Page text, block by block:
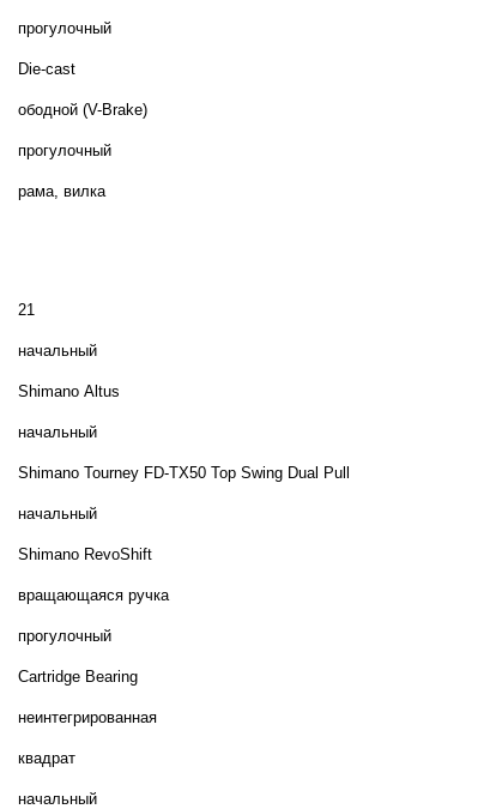
прогулочный
Die-cast
ободной (V-Brake)
прогулочный
рама, вилка
21
начальный
Shimano Altus
начальный
Shimano Tourney FD-TX50 Top Swing Dual Pull
начальный
Shimano RevoShift
вращающаяся ручка
прогулочный
Cartridge Bearing
неинтегрированная
квадрат
начальный